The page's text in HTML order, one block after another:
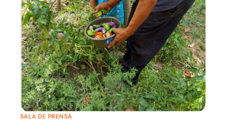
SALA DE PRENSA